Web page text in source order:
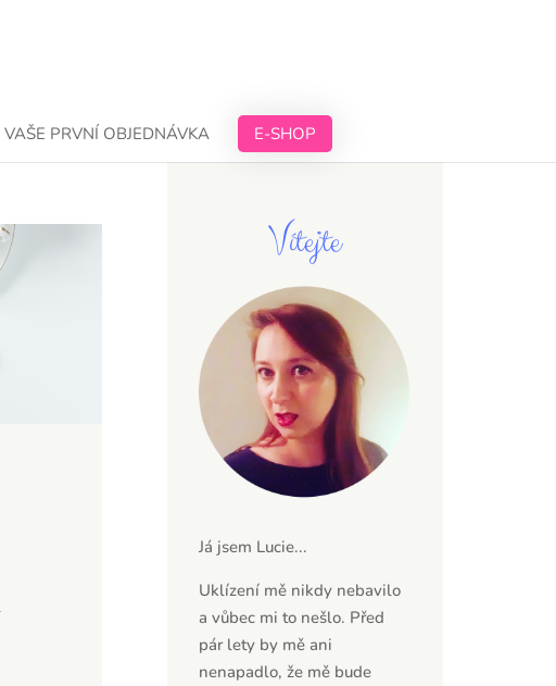
VAŠE PRVNÍ OBJEDNÁVKA E-SHOP
Vítejte
Já jsem Lucie...
Uklízení mě nikdy nebavilo
a vůbec mi to nešlo. Před
pár lety by mě ani
nenapadlo, že mě bude